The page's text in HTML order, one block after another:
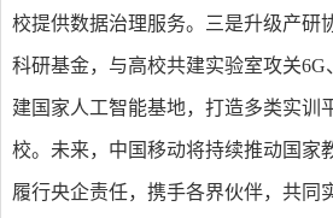
校提供数据治理服务。三是升级产研
科研基金，与高校共建实验室攻关
建国家人工智能基地，打造多类实训
校。未来，中国移动将持续推动国家
履行央企责任，携手各界伙伴，共同